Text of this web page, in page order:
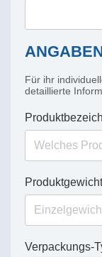
Für ihr
detaillierte
Verpackungs-